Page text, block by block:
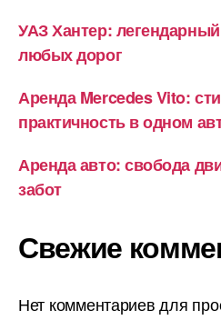
УАЗ Хантер:
любых дорог
Аренда Mercedes Vito:
практичность в одном
Аренда авто: свобода
забот
Свежие
Нет комментариев для